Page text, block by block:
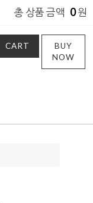
총 상품 금액 0원
CART
BUY
NOW